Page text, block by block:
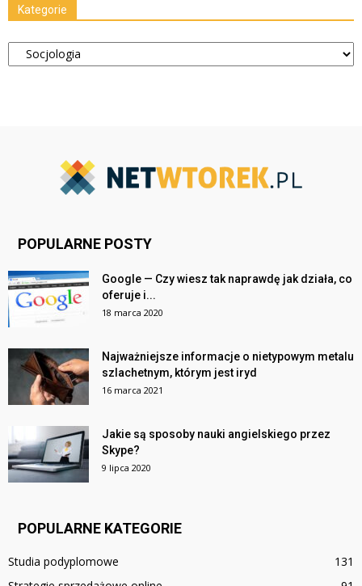
Kategorie
Kategorie
POPULARNE POSTY
Google — Czy wiesz tak naprawdę jak działa, co
oferuje i...
18 marca 2020
Najważniejsze informacje o nietypowym metalu
szlachetnym, którym jest iryd
16 marca 2021
Jakie są sposoby nauki angielskiego przez
Skype?
9 lipca 2020
POPULARNE KATEGORIE
Studia podyplomowe
131